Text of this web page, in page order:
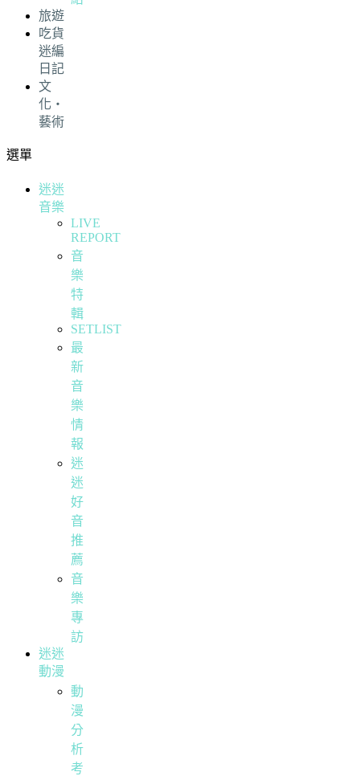
旅遊
吃貨
迷編
日記
文
化・
藝術
選單
迷迷
音樂
LIVE
REPORT
音
樂
特
輯
SETLIST
最
新
音
樂
情
報
迷
迷
好
音
推
薦
音
樂
專
訪
迷迷
動漫
動
漫
分
析
考